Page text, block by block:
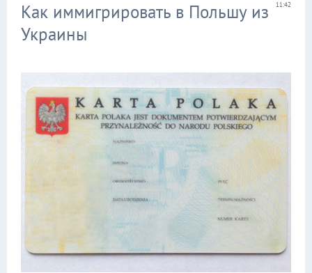
11:42
Как иммигрировать в Польшу из
Украины